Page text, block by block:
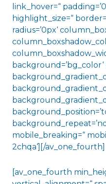
link_hover=“
highlight_size=“
radius=’0px‘
mobile_breaking=“
2chqa‘][/av_one_fourth]
[av_one_fourth